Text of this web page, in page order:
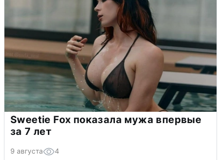
Sweetie Fox показала мужа впервые
за 7 лет
9 августа 4